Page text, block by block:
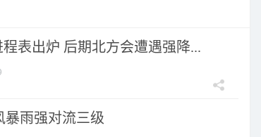
表出炉 后期北方会遭遇强降...
暴雨强对流三级